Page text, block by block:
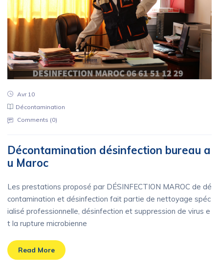
Avr 10
Décontamination
Comments (0)
Décontamination désinfection bureau a
u Maroc
Les prestations proposé par DÉSINFECTION MAROC de dé
contamination et désinfection fait partie de nettoyage spéc
ialisé professionnelle, désinfection et suppression de virus e
t la rupture microbienne
Read More